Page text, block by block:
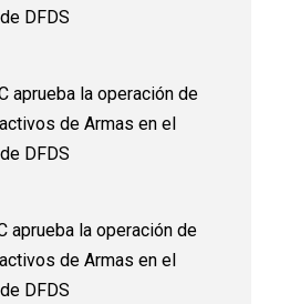
DFDS
aprueba la operación de
de Armas en el
DFDS
aprueba la operación de
de Armas en el
DFDS